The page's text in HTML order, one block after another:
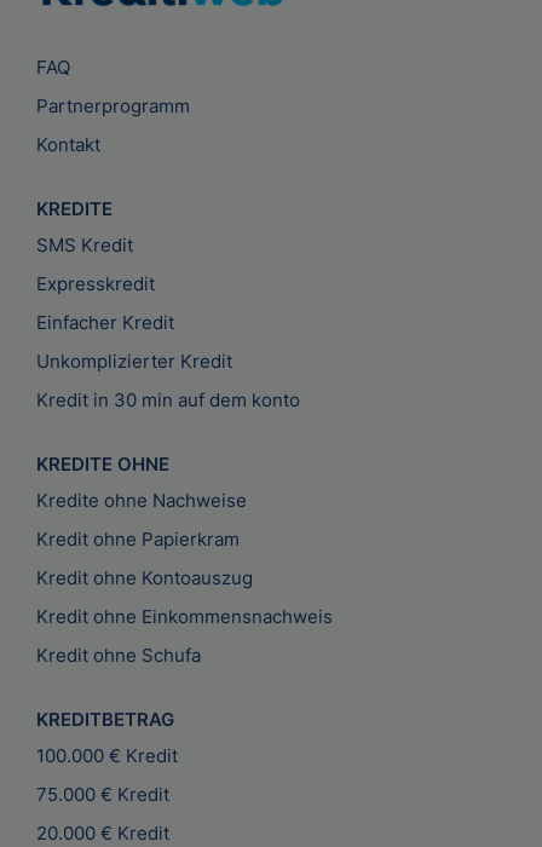
FAQ
Partnerprogramm
Kontakt
KREDITE
SMS Kredit
Expresskredit
Einfacher Kredit
Unkomplizierter Kredit
Kredit in 30 min auf dem konto
KREDITE OHNE
Kredite ohne Nachweise
Kredit ohne Papierkram
Kredit ohne Kontoauszug
Kredit ohne Einkommensnachweis
Kredit ohne Schufa
KREDITBETRAG
100.000 € Kredit
75.000 € Kredit
20.000 € Kredit